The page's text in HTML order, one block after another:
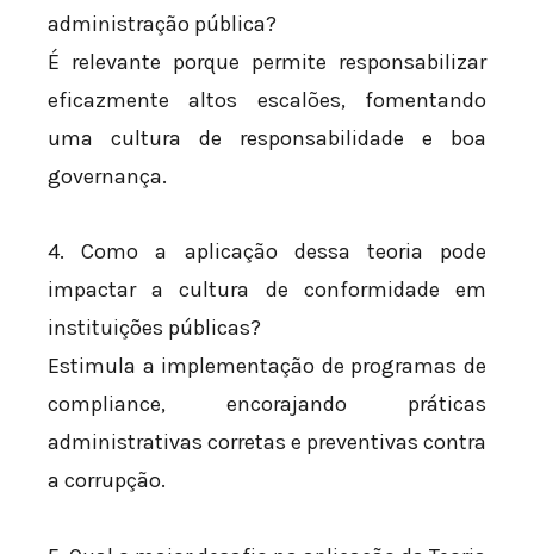
administração pública?
É relevante porque permite responsabilizar
eficazmente altos escalões, fomentando
uma cultura de responsabilidade e boa
governança.
4. Como a aplicação dessa teoria pode
impactar a cultura de conformidade em
instituições públicas?
Estimula a implementação de programas de
compliance, encorajando práticas
administrativas corretas e preventivas contra
a corrupção.